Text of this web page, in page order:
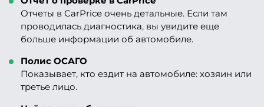
Отчеты в CarPrice очень детальные. Если там
проводилась диагностика, вы увидите еще
больше информации об автомобиле.
Полис ОСАГО
Показывает, кто ездит на автомобиле: хозяин или
третье лицо.